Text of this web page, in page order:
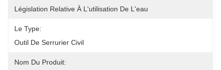
Législation Relative À L'utilisation De L'eau
Le Type:
Outil De Serrurier Civil
Nom Du Produit: